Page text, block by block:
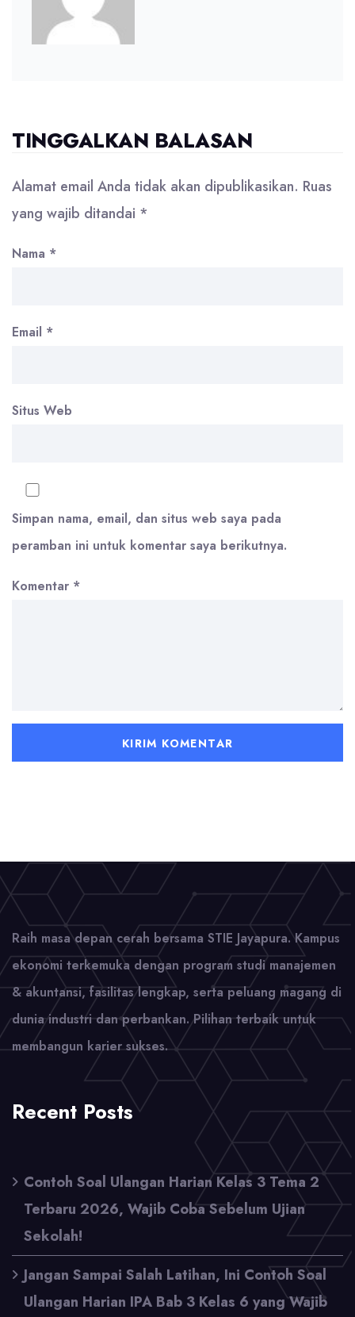
TINGGALKAN BALASAN
Alamat email Anda tidak akan dipublikasikan. Ruas
yang wajib ditandai *
Nama *
Email *
Situs Web
Simpan nama, email, dan situs web saya pada
peramban ini untuk komentar saya berikutnya.
Komentar *
Raih masa depan cerah bersama STIE Jayapura. Kampus
ekonomi terkemuka dengan program studi manajemen
& akuntansi, fasilitas lengkap, serta peluang magang di
dunia industri dan perbankan. Pilihan terbaik untuk
membangun karier sukses.
Recent Posts
Contoh Soal Ulangan Harian Kelas 3 Tema 2
Terbaru 2026, Wajib Coba Sebelum Ujian
Sekolah!
Jangan Sampai Salah Latihan, Ini Contoh Soal
Ulangan Harian IPA Bab 3 Kelas 6 yang Wajib